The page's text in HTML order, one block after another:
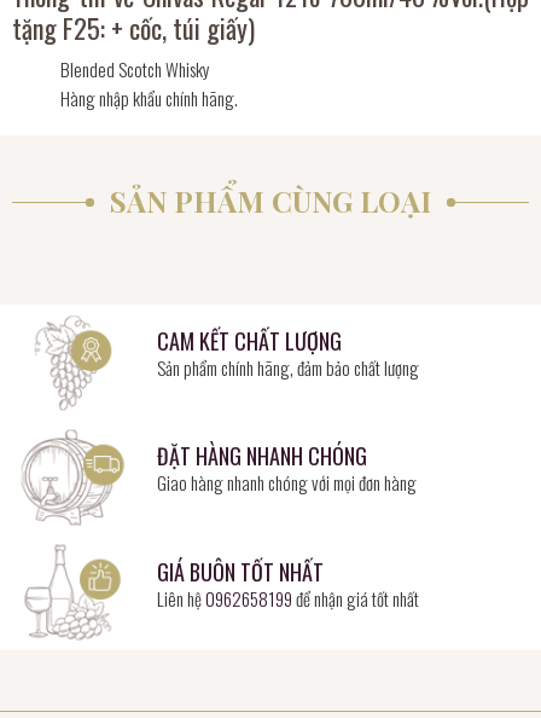
tặng F25: + cốc, túi giấy)
Blended Scotch Whisky
Hàng nhập khẩu chính hãng.
SẢN PHẨM CÙNG LOẠI
CAM KẾT CHẤT LƯỢNG
Sản phẩm chính hãng, đảm bảo chất lượng
ĐẶT HÀNG NHANH CHÓNG
Giao hàng nhanh chóng với mọi đơn hàng
GIÁ BUÔN TỐT NHẤT
Liên hệ0962658199để nhận giá tốt nhất